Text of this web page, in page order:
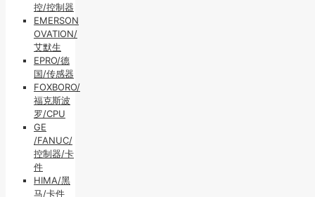
控/控制器
EMERSON
OVATION/
艾默生
EPRO/德
国/传感器
FOXBORO/
福克斯波
罗/CPU
GE
/FANUC/
控制器/卡
件
HIMA/黑
马/卡件